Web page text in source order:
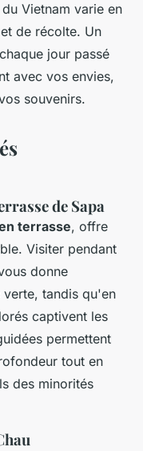
Vietnam varie en
de récolte. Un
jour passé
avec vos envies,
souvenirs.
de Sapa
terrasse, offre
Visiter pendant
donne
tandis qu'en
captivent les
permettent
tout en
des minorités